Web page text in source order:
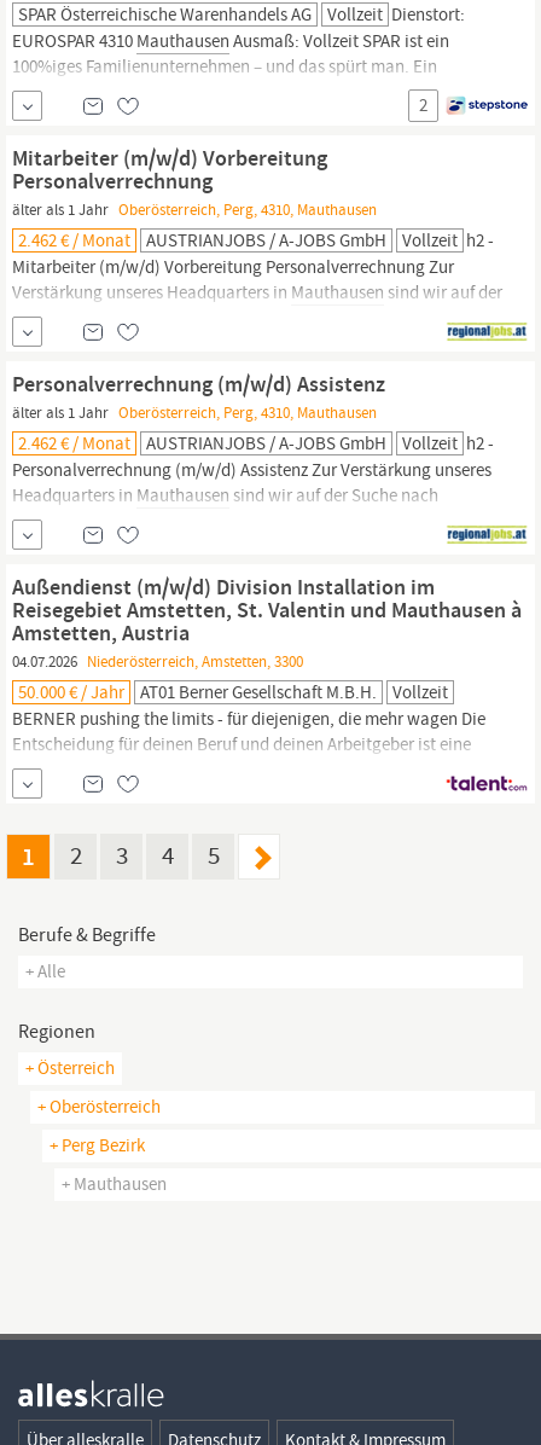
SPAR Österreichische Warenhandels AG Vollzeit Dienstort:
EUROSPAR 4310 Mauthausen Ausmaß: Vollzeit SPAR ist ein
100%iges Familienunternehmen – und das spürt man. Ein
menschlicher Umgang und ein tolles Team treffen auf viele
handfeste Vorteile wie faire Bezahlung, flexible Arbeitszeiten und
vor allem mehr Möglichkeiten mit Sicherheit. Verantwortung
übernehmen für den Bereich
2
Mitarbeiter (m/w/d) Vorbereitung
Personalverrechnung
älter als 1 Jahr Oberösterreich, Perg, 4310, Mauthausen
2.462 € / Monat AUSTRIANJOBS / A-JOBS GmbH Vollzeit h2 -
Mitarbeiter (m/w/d) Vorbereitung Personalverrechnung Zur
Verstärkung unseres Headquarters in Mauthausen sind wir auf der
Suche nach Mitarbeiter (m/w/d) Vorbereitung
Personalverrechnung Du lernst bei uns:
Lohnverrechnungsvorbereitung in enger Zusammenarbeit mit der
Teamleitung Laufende Erstellung von Statistiken, Reports,
Analysen und Bewertungen...
Personalverrechnung (m/w/d) Assistenz
älter als 1 Jahr Oberösterreich, Perg, 4310, Mauthausen
2.462 € / Monat AUSTRIANJOBS / A-JOBS GmbH Vollzeit h2 -
Personalverrechnung (m/w/d) Assistenz Zur Verstärkung unseres
Headquarters in Mauthausen sind wir auf der Suche nach
Personalverrechnung (m/w/d) Assistenz Du lernst bei uns:
Lohnverrechnungsvorbereitung in enger Zusammenarbeit mit der
Teamleitung Laufende Erstellung von Statistiken, Reports,
Analysen und Bewertungen Erstellung von Monats-, Quartals...
Außendienst (m/w/d) Division Installation im
Reisegebiet Amstetten, St. Valentin und Mauthausen à
Amstetten, Austria
04.07.2026 Niederösterreich, Amstetten, 3300
50.000 € / Jahr AT01 Berner Gesellschaft M.b.H.
Vollzeit
BERNER pushing the limits - für diejenigen, die mehr wagen Die
Entscheidung für deinen Beruf und deinen Arbeitgeber ist eine
Entscheidung für deine Zukunft - eine Zukunft, in die du deine
Leidenschaft und einen großen Teil deiner Zeit, Energie und
eigenständig einen bestehenden Kundenstamm, den du
kontinuierlich...
1 2 3 4 5
Berufe & Begriffe
+ Alle
Regionen
+ Österreich
+ Oberösterreich
+ Perg Bezirk
+ Mauthausen
Über alleskralle Datenschutz Kontakt & Impressum